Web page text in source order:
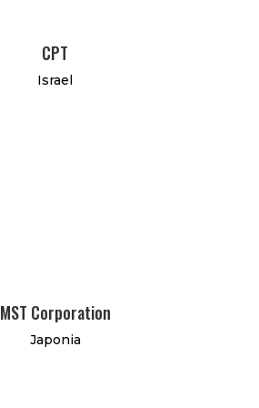
CPT
Israel
MST Corporation
Japonia